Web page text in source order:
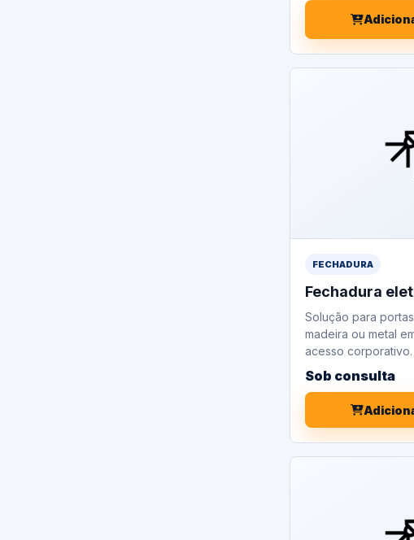
FECHADURA
Fechadura
Solução para
madeira ou metal
acesso corporativo.
Sob consulta